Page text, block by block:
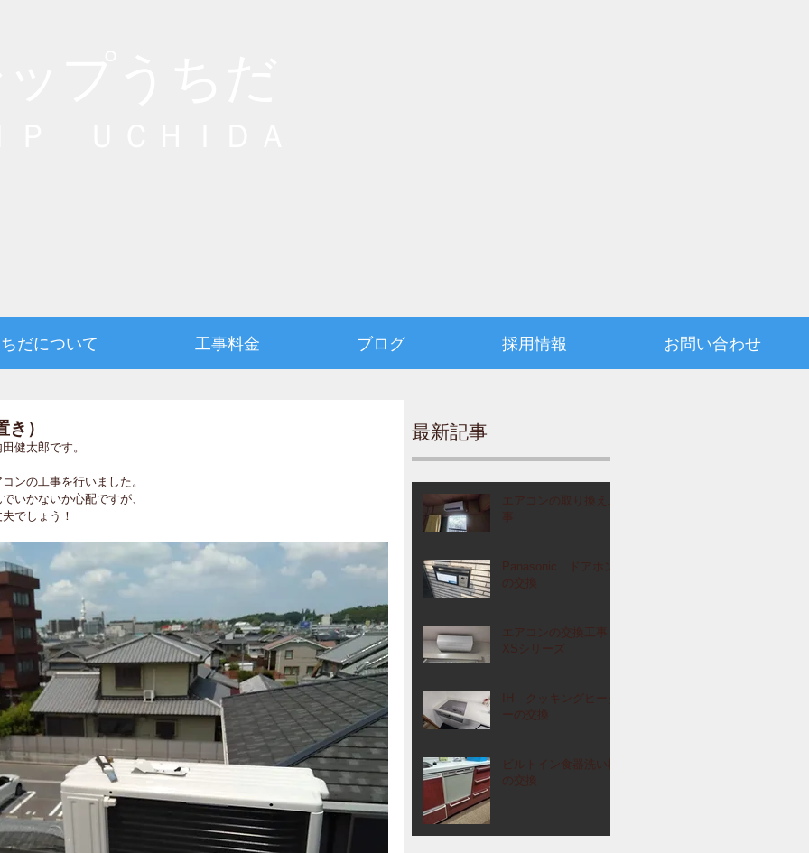
）
健太郎です。
ンの工事を行いました。
いかないか心配ですが、
でしょう！
最新記事
エアコンの取り換え工
Panasonic ドアホン
の交換
エアコンの交換工事
XSシリーズ
IH クッキングヒータ
ーの交換
ビルトイン食器洗い機
の交換
だについて 工事料金 ブログ 採用情報 お問い合わせ